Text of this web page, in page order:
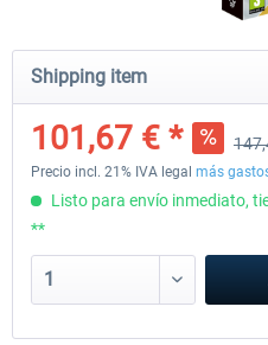
EmergencyDispatcherPro - 24h Free
0,00 € *
Shipping item
101,67 € *
Precio incl. 21% IVA legal más
Listo para envío inmediato,
**